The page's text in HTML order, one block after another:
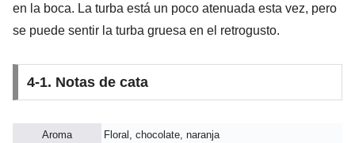
en la boca. La turba está un poco atenuada esta vez, pero
se puede sentir la turba gruesa en el retrogusto.
4-1. Notas de cata
Aroma Floral, chocolate, naranja